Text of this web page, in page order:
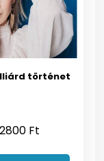
történet
2800 Ft